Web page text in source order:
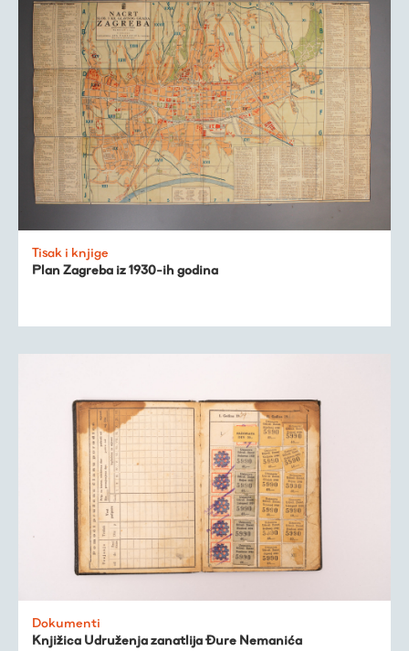
Virtualni fundus
Živa baština
Virtualni program
Trešnjevačka
Tisak i knjige
Plan Zagreba iz 1930-ih godina
Dokumenti
Knjižica Udruženja zanatlija Đure Nemanića